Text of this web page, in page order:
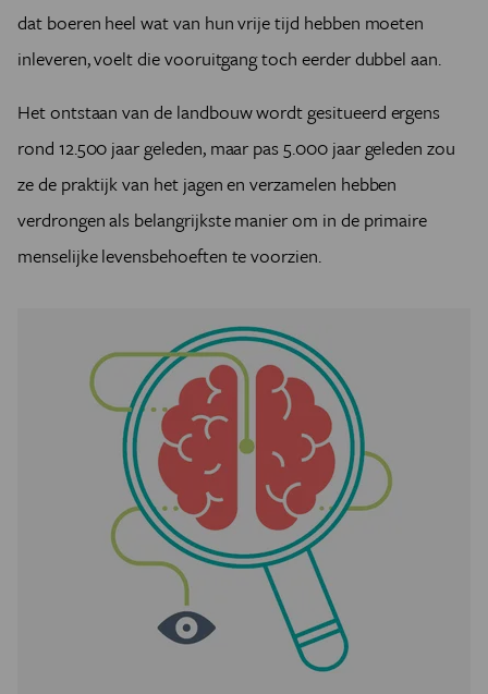
dat boeren heel wat van hun vrije tijd hebben moeten
inleveren, voelt die vooruitgang toch eerder dubbel aan.
Het ontstaan van de landbouw wordt gesitueerd ergens
rond 12.500 jaar geleden, maar pas 5.000 jaar geleden zou
ze de praktijk van het jagen en verzamelen hebben
verdrongen als belangrijkste manier om in de primaire
menselijke levensbehoeften te voorzien.